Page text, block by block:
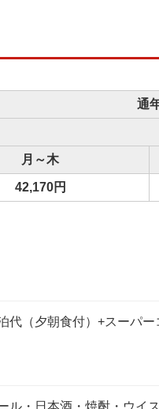
通
月～木
42,170円
代（夕朝食付）+スーパ
ル・日本酒・焼酎・ウイ